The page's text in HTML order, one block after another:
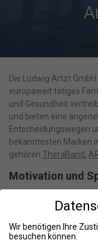
Die Ludwig Artzt
europaweit tätiges
und Gesundheit
und bieten eine
Entscheidungswegen
bekanntesten Marken
gehören TheraBand,
Motivation und
Das Durchlaufen
Marketing,
Kaufmännische
Wir benötigen Ihre
besuchen können.